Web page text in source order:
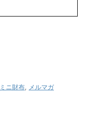
ミニ財布, メルマガ